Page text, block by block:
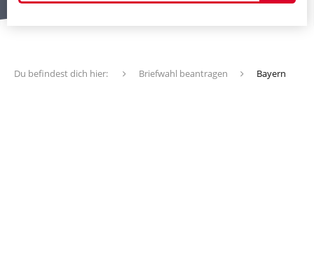
Du befindest dich hier: Briefwahl beantragen Bayern